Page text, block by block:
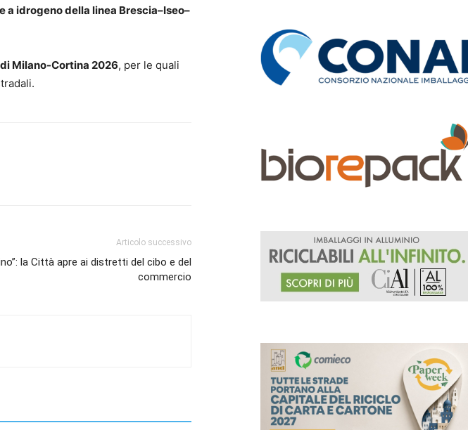
a idrogeno della linea Brescia–Iseo–
Milano-Cortina 2026, per le quali
Articolo successivo
la Città apre ai distretti del cibo e del
commercio